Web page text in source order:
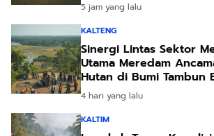
5 jam yang lalu
KALTENG
Sinergi Lintas Sektor
Utama Meredam
Hutan di Bumi Tambun
4 hari yang lalu
KALTIM